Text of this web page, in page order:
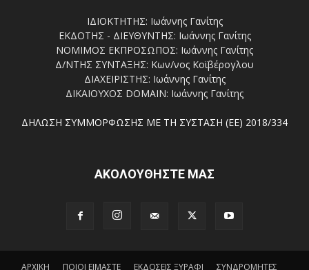
ΙΔΙΟΚΤΗΤΗΣ: Ιωάννης Γανίτης
ΕΚΔΟΤΗΣ - ΔΙΕΥΘΥΝΤΗΣ: Ιωάννης Γανίτης
ΝΟΜΙΜΟΣ ΕΚΠΡΟΣΩΠΟΣ: Ιωάννης Γανίτης
Δ/ΝΤΗΣ ΣΥΝΤΑΞΗΣ: Κων/νος Κοϊβέρογλου
ΔΙΑΧΕΙΡΙΣΤΗΣ: Ιωάννης Γανίτης
ΔΙΚΑΙΟΥΧΟΣ DOMAIN: Ιωάννης Γανίτης
ΔΗΛΩΣΗ ΣΥΜΜΟΡΦΩΣΗΣ ΜΕ ΤΗ ΣΥΣΤΑΣΗ (ΕΕ) 2018/334
ΑΚΟΛΟΥΘΗΣΤΕ ΜΑΣ
ΑΡΧΙΚΗ ΠΟΙΟΙ ΕΙΜΑΣΤΕ ΕΚΔΟΣΕΙΣ ΞΥΡΑΦΙ ΣΥΝΔΡΟΜΗΤΕΣ